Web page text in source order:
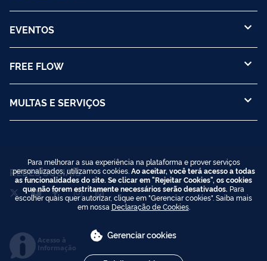
EVENTOS
FREE FLOW
MULTAS E SERVIÇOS
REDES SOCIAIS
Acesso à
Informação
Para melhorar a sua experiência na plataforma e prover serviços
personalizados, utilizamos cookies. Ao aceitar, você terá acesso a todas
as funcionalidades do site. Se clicar em "Rejeitar Cookies", os cookies
que não forem estritamente necessários serão desativados. Para
escolher quais quer autorizar, clique em "Gerenciar cookies". Saiba mais
em nossa Declaração de Cookies.
Gerenciar cookies